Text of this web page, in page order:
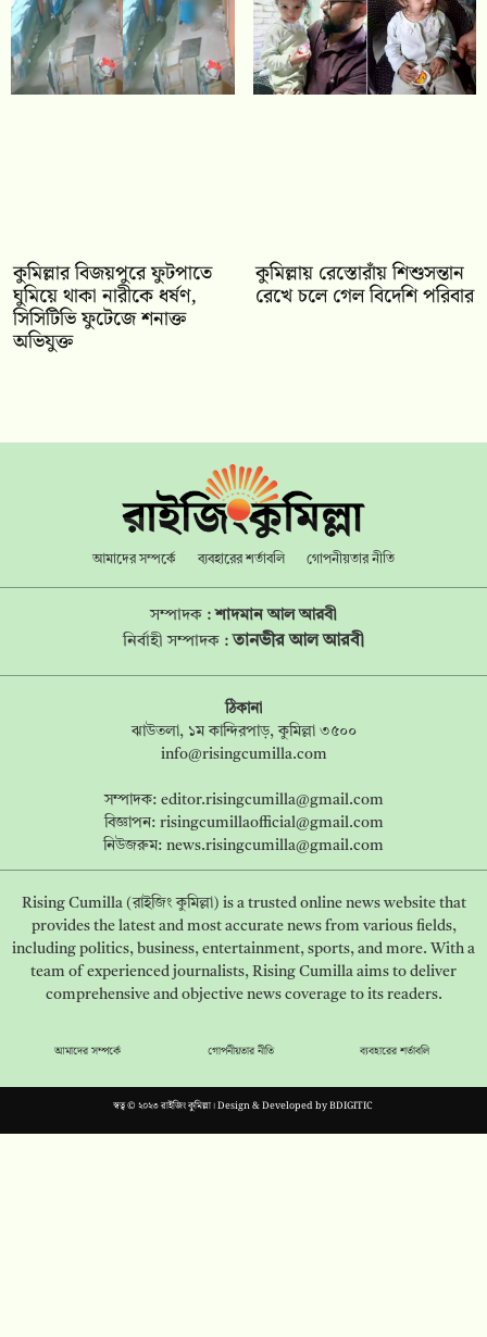
কুমিল্লার বিজয়পুরে ফুটপাতে
ঘুমিয়ে থাকা নারীকে ধর্ষণ,
সিসিটিভি ফুটেজে শনাক্ত
অভিযুক্ত
কুমিল্লায় রেস্তোরাঁয় শিশুসন্তান
রেখে চলে গেল বিদেশি পরিবার
আমাদের সম্পর্কে ব্যবহারের শর্তাবলি গোপনীয়তার নীতি
সম্পাদক :শাদমান আল আরবী
নির্বাহী সম্পাদক : তানভীর আল আরবী
ঠিকানা
ঝাউতলা, ১ম কান্দিরপাড়, কুমিল্লা ৩৫০০
info@risingcumilla.com
সম্পাদক: editor.risingcumilla@gmail.com
বিজ্ঞাপন: risingcumillaofficial@gmail.com
নিউজরুম: news.risingcumilla@gmail.com
Rising Cumilla (রাইজিং কুমিল্লা) is a trusted online news website that
provides the latest and most accurate news from various fields,
including politics, business, entertainment, sports, and more. With a
team of experienced journalists, Rising Cumilla aims to deliver
comprehensive and objective news coverage to its readers.
আমাদের সম্পর্কে গোপনীয়তার নীতি ব্যবহারের শর্তাবলি
স্বত্ব © ২০২৩ রাইজিং কুমিল্লা। Design & Developed byBDIGITIC